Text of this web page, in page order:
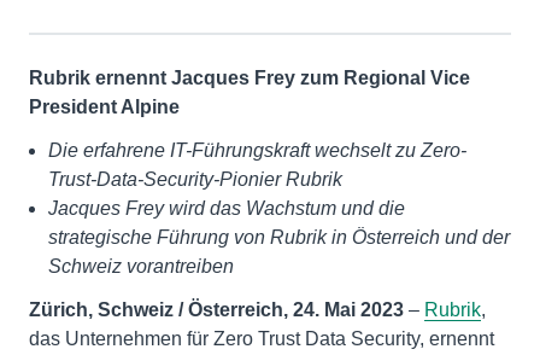
Rubrik ernennt Jacques Frey zum Regional Vice
President Alpine
Die erfahrene IT-Führungskraft wechselt zu Zero-
Trust-Data-Security-Pionier Rubrik
Jacques Frey wird das Wachstum und die
strategische Führung von Rubrik in Österreich und der
Schweiz vorantreiben
Zürich, Schweiz / Österreich, 24. Mai 2023 – Rubrik,
das Unternehmen für Zero Trust Data Security, ernennt